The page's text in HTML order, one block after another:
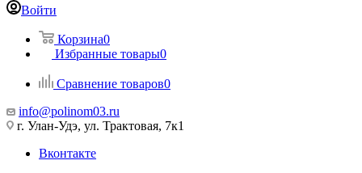
Войти
Корзина0
Избранные товары0
Сравнение товаров0
info@polinom03.ru
г. Улан-Удэ, ул. Трактовая, 7к1
Вконтакте